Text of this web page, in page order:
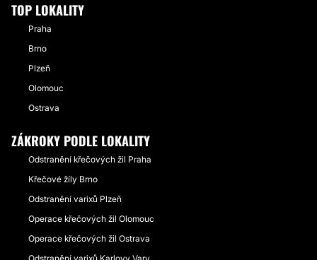
TOP LOKALITY
Praha
Brno
Plzeň
Olomouc
Ostrava
ZÁKROKY PODLE LOKALITY
Odstranění křečových žil Praha
Křečové žíly Brno
Odstranění varixů Plzeň
Operace křečových žil Olomouc
Operace křečových žil Ostrava